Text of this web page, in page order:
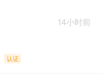
14小时前
认证